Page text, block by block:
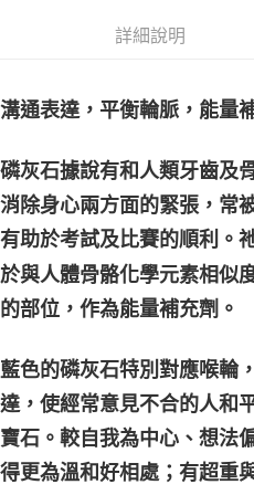
每筆NT$80，滿NT$3,000(含以上)
免運費
詳細說明
溝通表達，平衡輪脈，能量
磷灰石據說有和人類牙齒及
消除身心兩方面的緊張，常
有助於考試及比賽的順利。
於與人體骨骼化學元素相似
的部位，作為能量補充劑。
藍色的磷灰石特別對應喉輪
達，使經常意見不合的人和
寶石。較自我為中心、想法
得更為溫和好相處；有超重